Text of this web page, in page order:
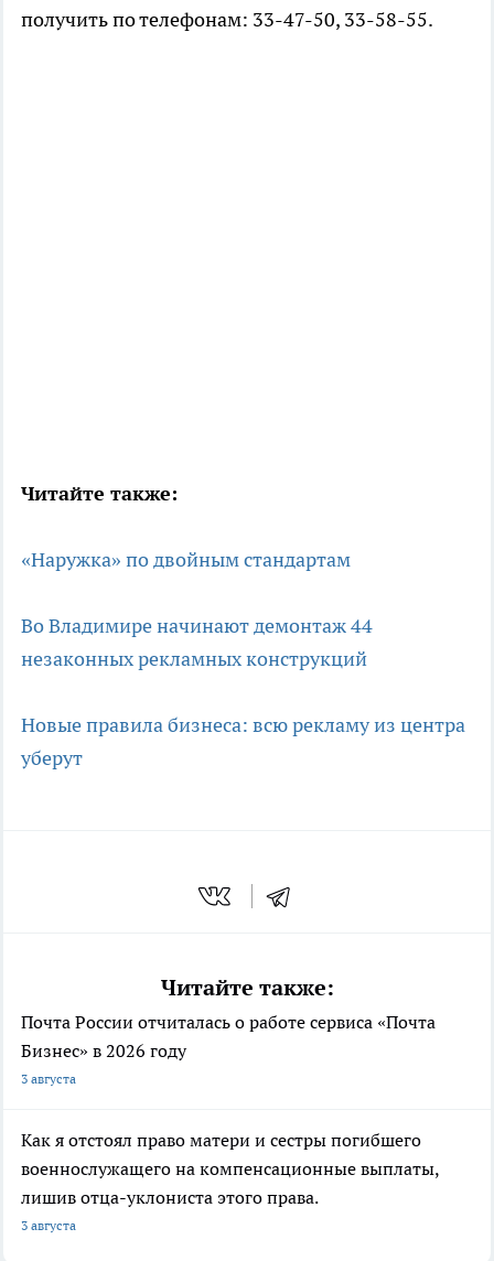
получить по телефонам: 33-47-50, 33-58-55.
Читайте также:
«Наружка» по двойным стандартам
Во Владимире начинают демонтаж 44
незаконных рекламных конструкций
Новые правила бизнеса: всю рекламу из центра
уберут
Читайте также:
Почта России отчиталась о работе сервиса «Почта
Бизнес» в 2026 году
3 августа
Как я отстоял право матери и сестры погибшего
военнослужащего на компенсационные выплаты,
лишив отца-уклониста этого права.
3 августа